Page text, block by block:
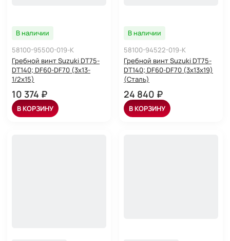
В наличии
58100-95500-019-K
Гребной винт Suzuki DT75-
DT140; DF60-DF70 (3x13-
1/2x15)
10 374 ₽
В КОРЗИНУ
В наличии
58100-94522-019-K
Гребной винт Suzuki DT75-
DT140; DF60-DF70 (3x13x19)
(Сталь)
24 840 ₽
В КОРЗИНУ